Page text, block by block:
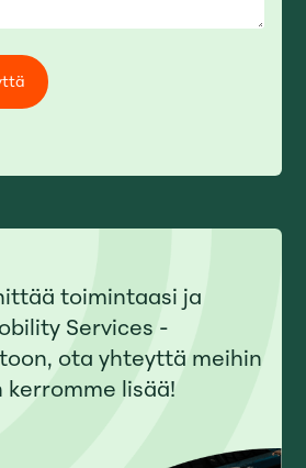
toimintaasi ja
Services -
ota yhteyttä meihin
lisää!